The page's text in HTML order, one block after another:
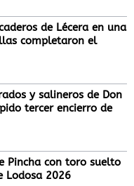
de Lécera en una
completaron el
y salineros de Don
tercer encierro de
Pincha con toro suelto
Lodosa 2026